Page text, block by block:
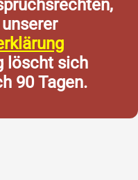
löscht sich
90 Tagen.